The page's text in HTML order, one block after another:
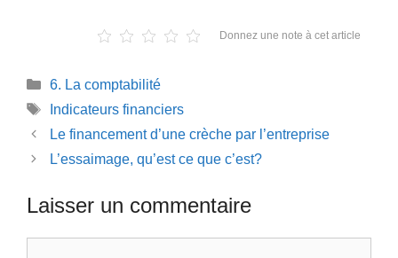
Donnez une note à cet article
Catégories
6. La comptabilité
Étiquettes
Indicateurs financiers
Le financement d’une crèche par l’entreprise
L’essaimage, qu’est ce que c’est?
Laisser un commentaire